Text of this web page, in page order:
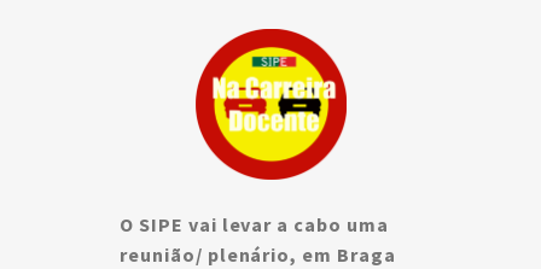
O SIPE vai levar a cabo uma
reunião/ plenário, em Braga